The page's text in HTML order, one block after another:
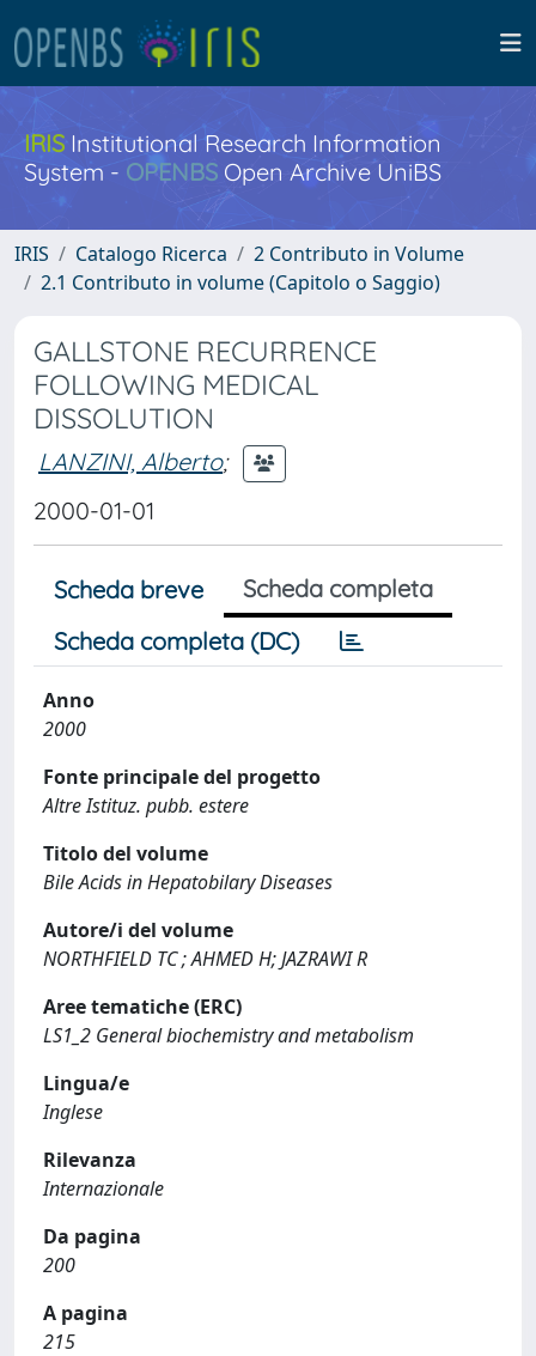
IRISInstitutional Research Information
System - OPENBS Open Archive UniBS
IRIS Catalogo Ricerca
2 Contributo in Volume
2.1 Contributo in volume (Capitolo o Saggio)
GALLSTONE RECURRENCE
FOLLOWING MEDICAL
DISSOLUTION
LANZINI, Alberto;
2000-01-01
Scheda breve
Scheda completa
Scheda completa (DC)
Anno
2000
Fonte principale del progetto
Altre Istituz. pubb. estere
Titolo del volume
Bile Acids in Hepatobilary Diseases
Autore/i del volume
NORTHFIELD TC ; AHMED H; JAZRAWI R
Aree tematiche (ERC)
LS1_2 General biochemistry and metabolism
Lingua/e
Inglese
Rilevanza
Internazionale
Da pagina
200
A pagina
215